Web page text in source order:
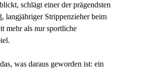
schlägt einer der prägendsten
, langjähriger Strippenzieher beim
mehr als nur sportliche
was daraus geworden ist: ein